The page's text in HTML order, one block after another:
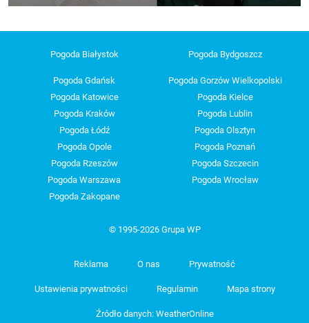
Pogoda Białystok Pogoda Bydgoszcz
Pogoda Gdańsk
Pogoda Gorzów Wielkopolski
Pogoda Katowice
Pogoda Kielce
Pogoda Kraków
Pogoda Lublin
Pogoda Łódź
Pogoda Olsztyn
Pogoda Opole
Pogoda Poznań
Pogoda Rzeszów
Pogoda Szczecin
Pogoda Warszawa
Pogoda Wrocław
Pogoda Zakopane
© 1995-2026 Grupa WP
Reklama O nas Prywatność
Ustawienia prywatności Regulamin Mapa strony
Źródło danych: WeatherOnline